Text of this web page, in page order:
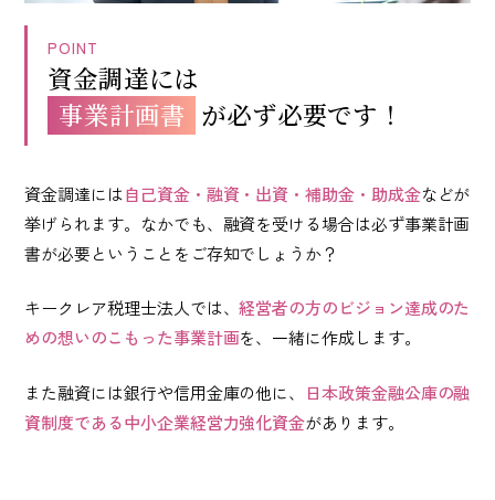
POINT
資金調達には
事業計画書 が必ず必要です！
資金調達には自己資金・融資・出資・補助金・助成金などが
挙げられます。なかでも、融資を受ける場合は必ず事業計画
書が必要ということをご存知でしょうか？
キークレア税理士法人では、経営者の方のビジョン達成のた
めの想いのこもった事業計画を、一緒に作成します。
また融資には銀行や信用金庫の他に、
日本政策金融公庫の融
資制度である中小企業経営力強化資金があります。